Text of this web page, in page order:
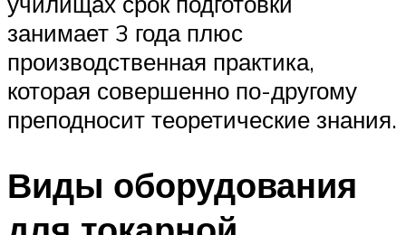
занимает 3 года плюс
производственная практика,
которая совершенно по-другому
преподносит теоретические знания.
Виды оборудования